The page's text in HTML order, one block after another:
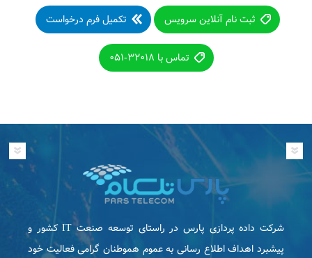
ثبت نام آنلاین سرویس تکمیل فرم درخواست
تماس با ۳۲۰۱۸-۰۵۱
شرکت داده پردازی پارس در راستای توسعه صنعت IT كشور و
پیشبرد اهداف اطلاع رسانی به عموم هموطنان گرامی فعاليت خود